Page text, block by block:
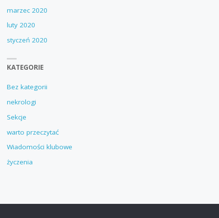
marzec 2020
luty 2020
styczeń 2020
KATEGORIE
Bez kategorii
nekrologi
Sekcje
warto przeczytać
Wiadomości klubowe
życzenia